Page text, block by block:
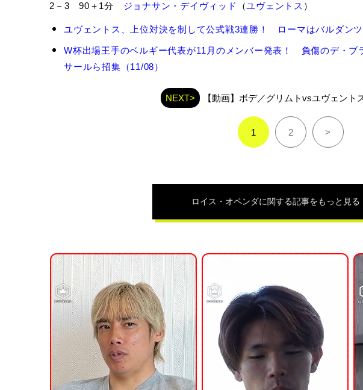
2－3 90＋1分 ジョナサン・デイヴィッド （ユヴェントス ）
ロ
ス・
ユヴェントス、上位対決を制して公式戦3連勝！ ローマはバルダンツ
W杯出場王手のベルギー代表が11月のメンバー発表！ 負傷のデ・ブ
サールら招集（11/08）
NEXT> 【動画】ボデ／グリムトvsユヴェント
1 2 >
ロイス・オペンダに関する記事をもっと見る